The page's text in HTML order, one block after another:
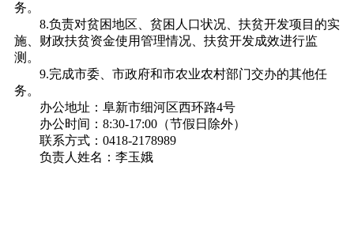
务。
8.负责对贫困地区、贫困人口状况、扶贫开发项目的实
施、财政扶贫资金使用管理情况、扶贫开发成效进行监
测。
9.完成市委、市政府和市农业农村部门交办的其他任
务。
办公地址：阜新市细河区西环路4号
办公时间：8:30-17:00（节假日除外）
联系方式：0418-2178989
负责人姓名：李玉娥